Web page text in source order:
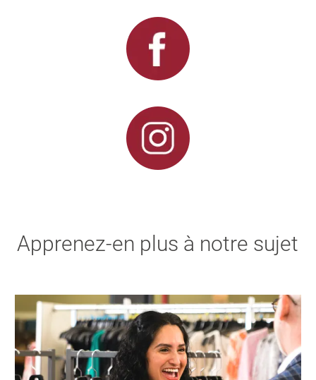
Apprenez-en plus à notre sujet